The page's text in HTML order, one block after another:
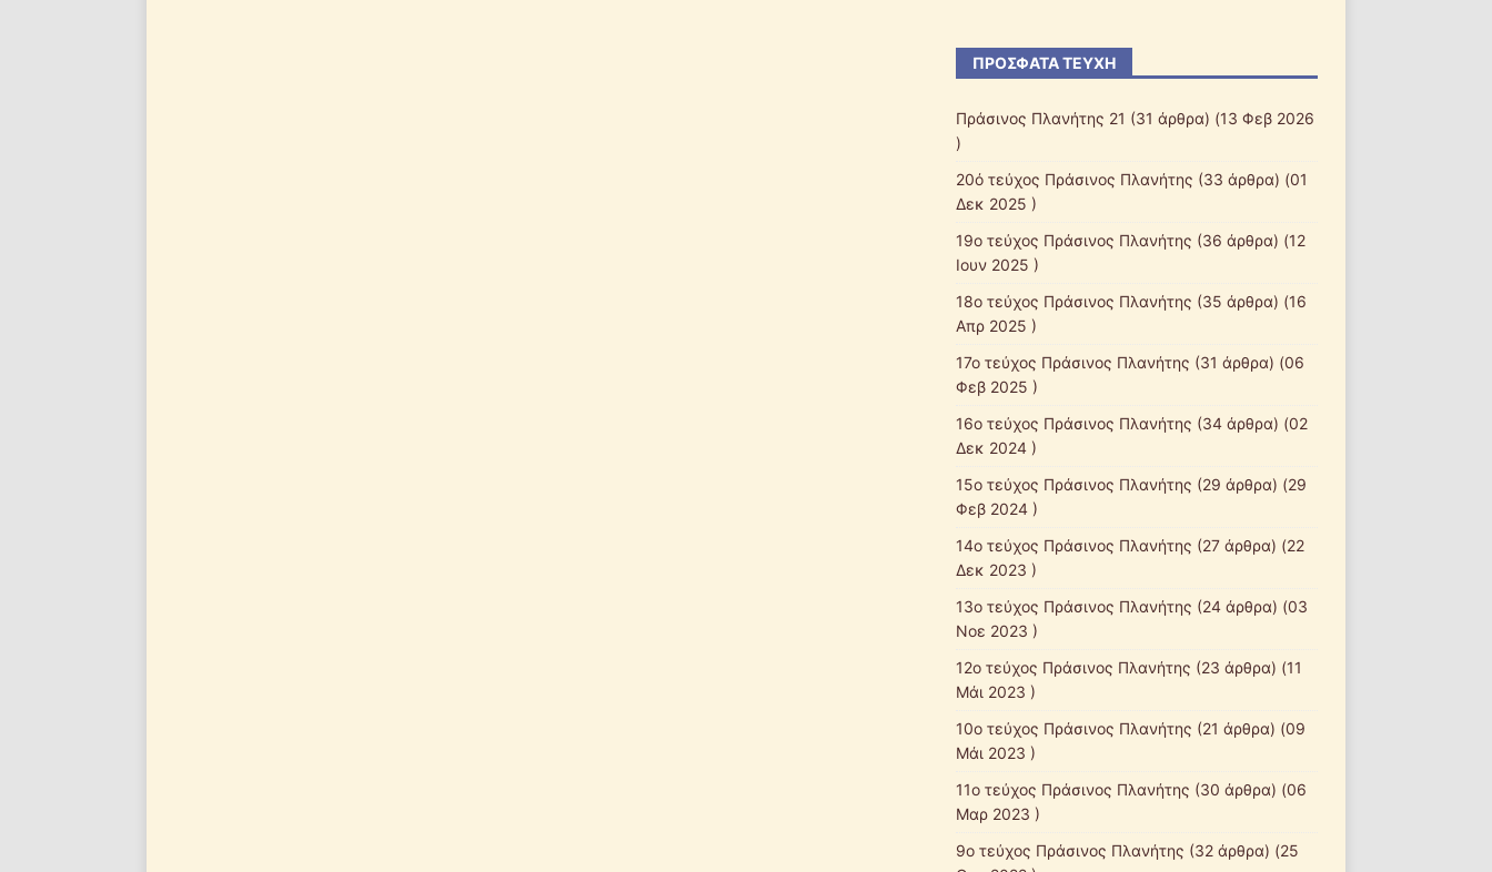
ΠΡΌΣΦΑΤΑ ΤΕΎΧΗ
Πράσινος Πλανήτης 21 (31 άρθρα) (13 Φεβ 2026
)
20ό τεύχος Πράσινος Πλανήτης (33 άρθρα) (01
Δεκ 2025 )
19ο τεύχος Πράσινος Πλανήτης (36 άρθρα) (12
Ιουν 2025 )
18ο τεύχος Πράσινος Πλανήτης (35 άρθρα) (16
Απρ 2025 )
17ο τεύχος Πράσινος Πλανήτης (31 άρθρα) (06
Φεβ 2025 )
16ο τεύχος Πράσινος Πλανήτης (34 άρθρα) (02
Δεκ 2024 )
15ο τεύχος Πράσινος Πλανήτης (29 άρθρα) (29
Φεβ 2024 )
14ο τεύχος Πράσινος Πλανήτης (27 άρθρα) (22
Δεκ 2023 )
13ο τεύχος Πράσινος Πλανήτης (24 άρθρα) (03
Νοε 2023 )
12ο τεύχος Πράσινος Πλανήτης (23 άρθρα) (11
Μάι 2023 )
10ο τεύχος Πράσινος Πλανήτης (21 άρθρα) (09
Μάι 2023 )
11ο τεύχος Πράσινος Πλανήτης (30 άρθρα) (06
Μαρ 2023 )
9ο τεύχος Πράσινος Πλανήτης (32 άρθρα) (25